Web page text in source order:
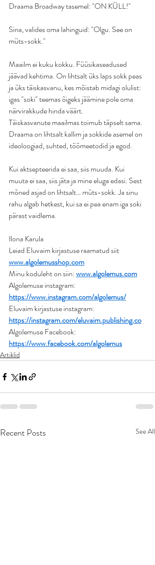
Draama Broadway tasemel: "ON KÜLL!"
Sina, valides oma lahinguid: "Olgu. See on
müts-sokk."
Maailm ei kuku kokku. Füüsikaseadused
jäävad kehtima. On lihtsalt üks laps sokk peas
ja üks täiskasvanu, kes mõistab midagi olulist:
igas "soki" teemas õigeks jäämine pole oma
närvirakkude hinda väärt.
Täiskasvanute maailmas toimub täpselt sama.
Draama on lihtsalt kallim ja sokkide asemel on
ideoloogiad, suhted, töömeetodid ja egod.
Kui aktsepteerida ei saa, siis muuda. Kui
muuta ei saa, siis jäta ja mine eluga edasi. Sest
mõned asjad on lihtsalt… müts-sokk. Ja sinu
rahu algab hetkest, kui sa ei pea enam iga soki
pärast vaidlema.
Ilona Karula
Leiad Eluvaim kirjastuse raamatud siit
www.algolemusshop.com
Minu koduleht on siin: www.algolemus.com
Algolemuse instagram:
https://www.instagram.com/algolemus/
Eluvaim kirjastuse instagram:
https://instagram.com/eluvaim.publishing.co
Algolemuse Facebook:
https://www.facebook.com/algolemus
Artiklid
Recent Posts See All